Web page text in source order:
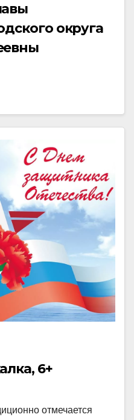
округа
защитников
6+
отмечается